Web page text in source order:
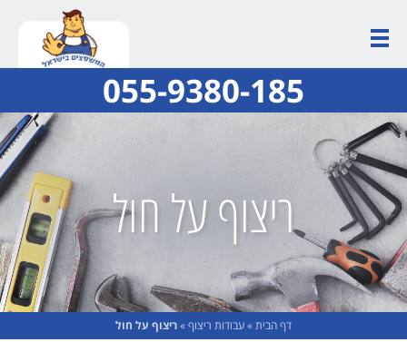
055-9380-185
ריצוף על חול
דף הבית»עבודות ריצוף»ריצוף על חול